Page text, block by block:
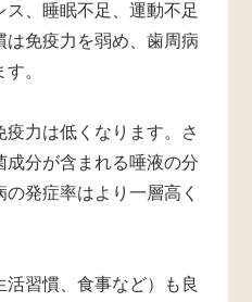
、睡眠不足、運動不足
は免疫力を弱め、歯周病
。
疫力は低くなります。さ
成分が含まれる唾液の分
発症率はより一層高く
習慣、食事など）も良